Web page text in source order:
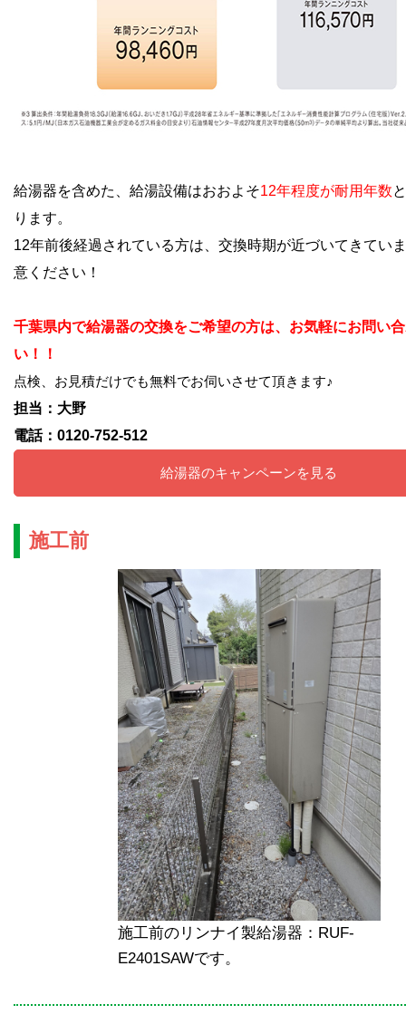
給湯器を含めた、給湯設備はおおよそ12年程度が耐用年数
ります。
12年前後経過されている方は、交換時期が近づいてきてい
意ください！
千葉県内で給湯器の交換をご希望の方は、お気軽にお問い
い！！
点検、お見積だけでも無料でお伺いさせて頂きます♪
担当：大野
電話：0120-752-512
給湯器のキャンペーンを見る
施工前
施工前のリンナイ製給湯器：RUF-
E2401SAWです。